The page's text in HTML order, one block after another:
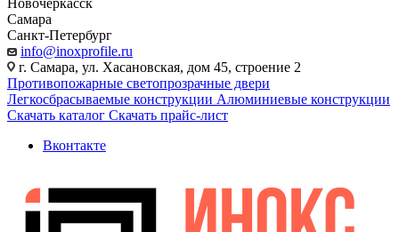
Новочеркасск
Самара
Санкт-Петербург
info@inoxprofile.ru
г. Самара, ул. Хасановская, дом 45, строение 2
Противопожарные светопрозрачные двери
Легкосбрасываемые конструкции Алюминиевые конструкции
Скачать каталог Скачать прайс-лист
Вконтакте